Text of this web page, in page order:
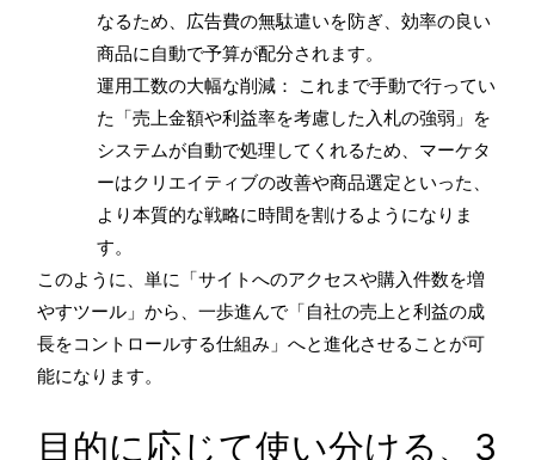
なるため、広告費の無駄遣いを防ぎ、効率の良い
商品に自動で予算が配分されます。
運用工数の大幅な削減： これまで手動で行ってい
た「売上金額や利益率を考慮した入札の強弱」を
システムが自動で処理してくれるため、マーケタ
ーはクリエイティブの改善や商品選定といった、
より本質的な戦略に時間を割けるようになりま
す。
このように、単に「サイトへのアクセスや購入件数を増
やすツール」から、一歩進んで「自社の売上と利益の成
長をコントロールする仕組み」へと進化させることが可
能になります。
目的に応じて使い分ける、3